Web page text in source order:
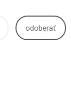
odoberať